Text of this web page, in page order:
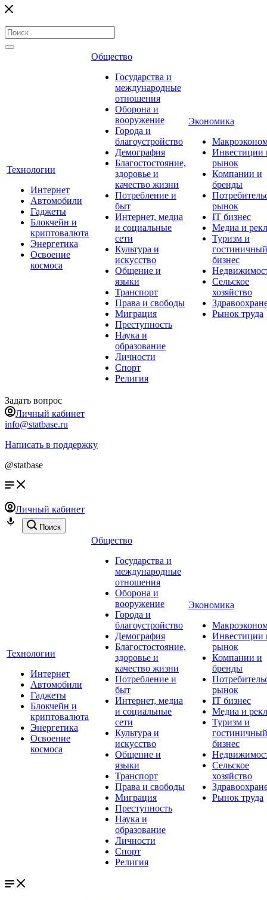
Технологии
Интернет
Автомобили
Гаджеты
Блокчейн и
криптовалюта
Энергетика
Освоение
космоса
Общество
Государства и
международные
отношения
Оборона и
вооружение
Города и
благоустройство
Демография
Благостостояние,
здоровье и
качество жизни
Потребление и
быт
Интернет, медиа
и социальные
сети
Культура и
искусство
Общение и
языки
Транспорт
Права и свободы
Миграция
Преступность
Наука и
образование
Личности
Спорт
Религия
Экономика
Инвестиции
рынок
Компании и
бренды
рынок
IT бизнес
Медиа и
Туризм и
гостиничный
бизнес
Сельское
хозяйство
Рынок труда
Задать вопрос
Личный кабинет
info@statbase.ru
Написать в поддержку
@statbase
Личный кабинет
Поиск
Технологии
Интернет
Автомобили
Гаджеты
Блокчейн и
криптовалюта
Энергетика
Освоение
космоса
Общество
Государства и
международные
отношения
Оборона и
вооружение
Города и
благоустройство
Демография
Благостостояние,
здоровье и
качество жизни
Потребление и
быт
Интернет, медиа
и социальные
сети
Культура и
искусство
Общение и
языки
Транспорт
Права и свободы
Миграция
Преступность
Наука и
образование
Личности
Спорт
Религия
Экономика
Инвестиции
рынок
Компании и
бренды
рынок
IT бизнес
Медиа и
Туризм и
гостиничный
бизнес
Сельское
хозяйство
Рынок труда